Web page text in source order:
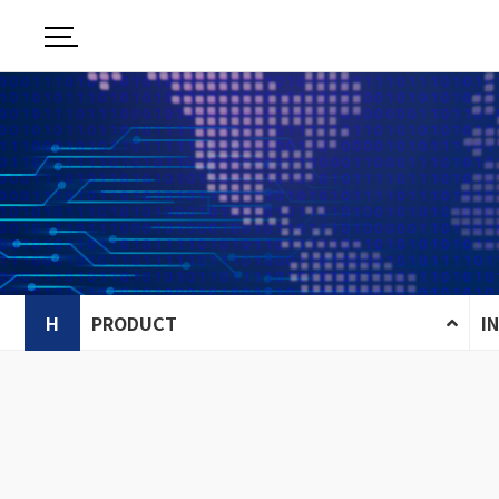
H PRODUCT